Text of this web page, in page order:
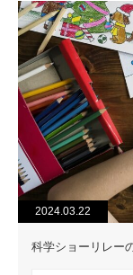
2024.03.22
科学ショーリレー